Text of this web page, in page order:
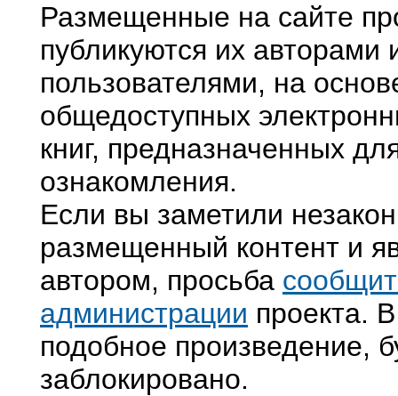
Размещенные на сайте
публикуются их авторами
пользователями, на
общедоступных
книг, предназначенных
ознакомления.
Если вы заметили
размещенный контент и
автором, просьба
администрации проекта.
подобное произведение,
заблокировано.